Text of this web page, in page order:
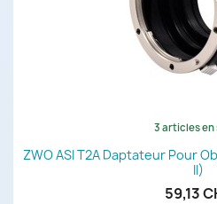
3 articles en
ZWO ASI T2A Daptateur Pour
II)
59,13